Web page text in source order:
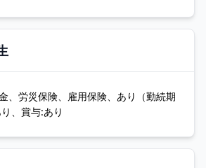
、労災保険、雇用保険、あり（勤続期
、賞与:あり